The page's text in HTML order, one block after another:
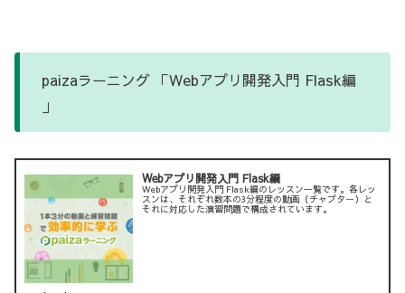
paizaラーニング 「Webアプリ開発入門 Flask編
」
Webアプリ開発入門 Flask編
Webアプリ開発入門 Flask編のレッスン一覧です。各レッ
スンは、それぞれ数本の3分程度の動画（チャプター）と
それに対応した演習問題で構成されています。